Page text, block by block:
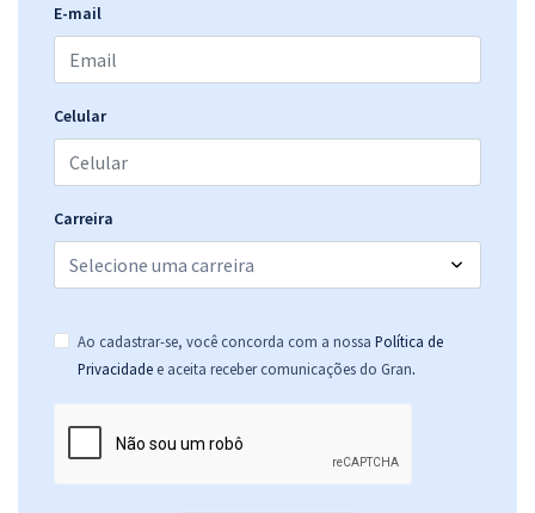
E-mail
Celular
Carreira
Ao cadastrar-se, você concorda com a nossa Política de
Privacidade e aceita receber comunicações do Gran.